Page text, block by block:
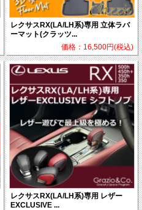
レクサスRX(LA/LH系)専用 立体ラバ
ーマット(クラッツ...
価格：16,500円(税込)
レクサスRX(LA/LH系)専用 レザー
EXCLUSIVE ...